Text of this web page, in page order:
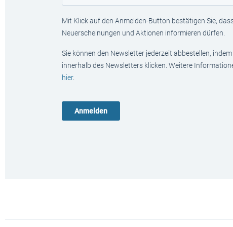
Mit Klick auf den Anmelden-Button bestätigen Sie,
Neuerscheinungen und Aktionen informieren dürfen.
Sie können den Newsletter jederzeit abbestellen,
innerhalb des Newsletters klicken. Weitere
hier.